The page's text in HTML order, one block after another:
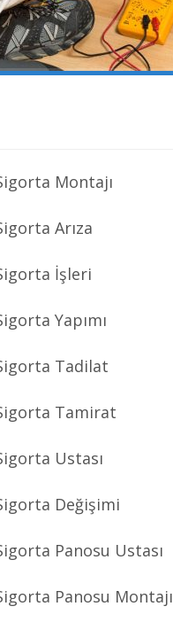
Montajı
Arıza
İşleri
Yapımı
Tadilat
Tamirat
Ustası
Değişimi
Panosu Ustası
Panosu Montajı